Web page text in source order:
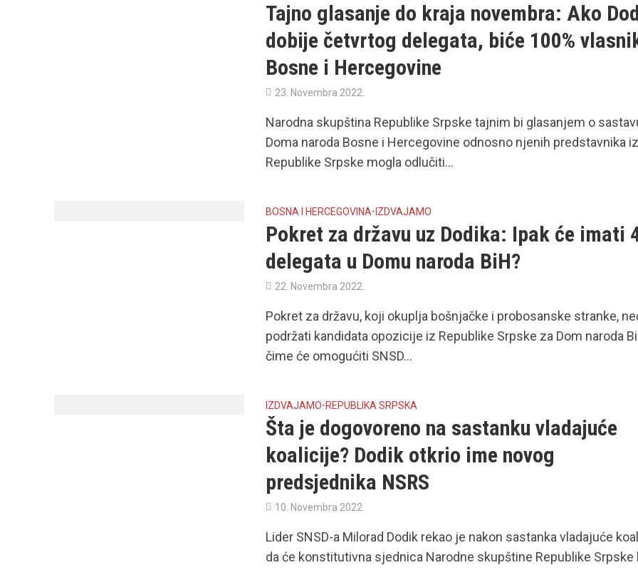
Tajno glasanje do kraja novembra: Ako
dobije četvrtog delegata, biće 100%
Bosne i Hercegovine
23. Novembra 2022.
Narodna skupština Republike Srpske tajnim bi glasanjem o
Doma naroda Bosne i Hercegovine odnosno njenih predstavnika iz
Republike Srpske mogla odlučiti...
BOSNA I HERCEGOVINA• IZDVAJAMO
Pokret za državu uz Dodika: Ipak će imati
delegata u Domu naroda BiH?
22. Novembra 2022.
Pokret za državu, koji okuplja bošnjačke i probosanske stranke,
podržati kandidata opozicije iz Republike Srpske za Dom naroda
čime će omogućiti SNSD...
IZDVAJAMO• REPUBLIKA SRPSKA
Šta je dogovoreno na sastanku vladajuće
koalicije? Dodik otkrio ime novog
predsjednika NSRS
10. Novembra 2022.
Lider SNSD-a Milorad Dodik rekao je nakon sastanka vladajuće
da će konstitutivna sjednica Narodne skupštine Republike Srpske